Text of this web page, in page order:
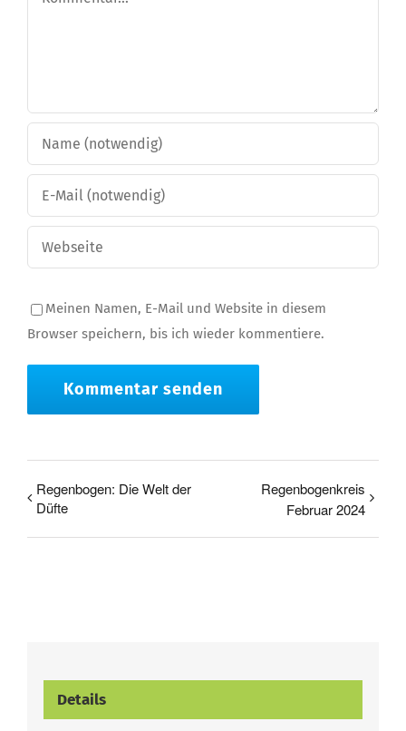
Meinen Namen, E-Mail und Website in diesem
Browser speichern, bis ich wieder kommentiere.
Regenbogen: Die Welt der
Düfte
Regenbogenkreis
Februar 2024
Details